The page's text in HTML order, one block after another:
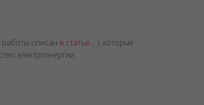
описан в статье… ), которые
электроэнергии.